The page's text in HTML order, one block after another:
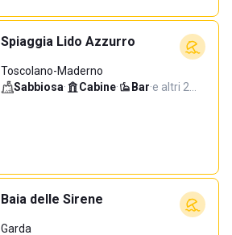
Spiaggia Lido Azzurro
Toscolano-Maderno
Sabbiosa· Cabine· Bar·e altri 2…
Baia delle Sirene
Garda